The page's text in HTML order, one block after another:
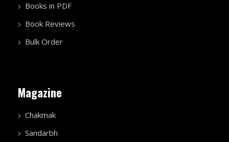
Books in PDF
Book Reviews
Bulk Order
Magazine
Chakmak
Sandarbh